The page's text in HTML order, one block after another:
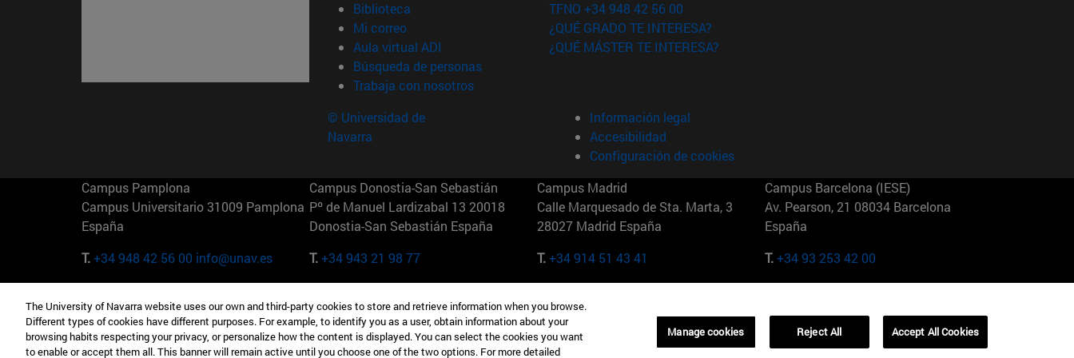
Biblioteca (abre en nueva ventana)
Mi correo(abre en nueva ventana)
Aula virtual ADI (abre en nueva ventana)
Búsqueda de personas(abre en nueva ventana)
Trabaja con nosotros(abre en nueva ventana)
TFNO +34 948 42 56 00
¿QUÉ GRADO TE INTERESA?
¿QUÉ MÁSTER TE INTERESA?
© Universidad de
Navarra
Información legal
Accesibilidad
Configuración de cookies
Campus Pamplona
Campus Universitario 31009 Pamplona
España
T.+34 948 42 56 00 info@unav.es
Campus Donostia-San Sebastián
Pº de Manuel Lardizabal 13 20018
Donostia-San Sebastián España
T.+34 943 21 98 77
Campus Madrid
Calle Marquesado de Sta. Marta, 3
28027 Madrid España
T.+34 914 51 43 41
Campus Barcelona (IESE)
Av. Pearson, 21 08034 Barcelona
España
T.+34 93 253 42 00
Camino del Cerro Águila 3 28023
Madrid España
165 W 57th St 10019-2201 Nueva York
EE.UU
Maria-Theresia-Straße 15 81675
Múnich Alemania
01321001 Bela Vista Brasil
The University of Navarra website uses our own and third-party cookies to store and retrieve information when you browse.
Different types of cookies have different purposes. For example, to identify you as a user, obtain information about your
browsing habits respecting your privacy, or personalize how the content is displayed. You can select the cookies you want
to enable or accept them all. This banner will remain active until you choose one of the two options. For more detailed
Manage cookies Reject All Accept All Cookies